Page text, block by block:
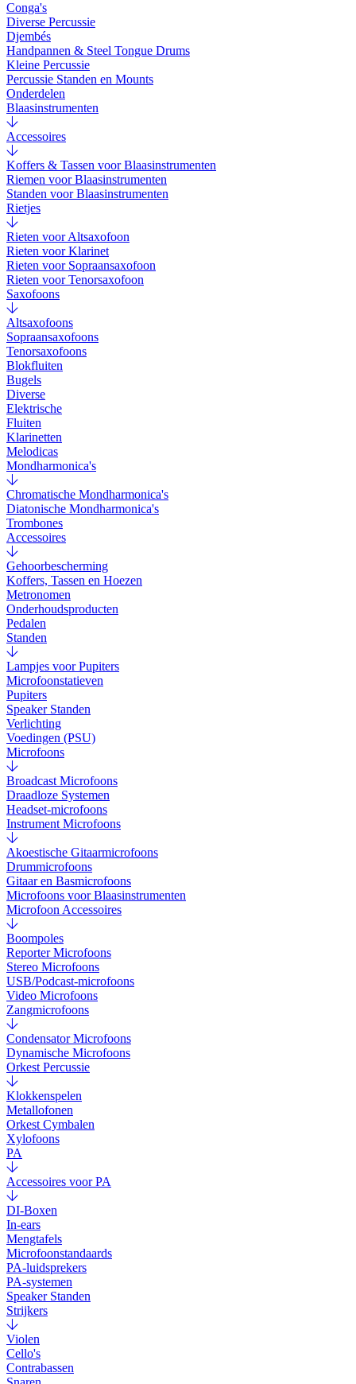
Conga's
Diverse Percussie
Djembés
Handpannen & Steel Tongue Drums
Kleine Percussie
Percussie Standen en Mounts
Onderdelen
Blaasinstrumenten
Accessoires
Koffers & Tassen voor Blaasinstrumenten
Riemen voor Blaasinstrumenten
Standen voor Blaasinstrumenten
Rietjes
Rieten voor Altsaxofoon
Rieten voor Klarinet
Rieten voor Sopraansaxofoon
Rieten voor Tenorsaxofoon
Saxofoons
Altsaxofoons
Sopraansaxofoons
Tenorsaxofoons
Blokfluiten
Bugels
Diverse
Elektrische
Fluiten
Klarinetten
Melodicas
Mondharmonica's
Chromatische Mondharmonica's
Diatonische Mondharmonica's
Trombones
Accessoires
Gehoorbescherming
Koffers, Tassen en Hoezen
Metronomen
Onderhoudsproducten
Pedalen
Standen
Lampjes voor Pupiters
Microfoonstatieven
Pupiters
Speaker Standen
Verlichting
Voedingen (PSU)
Microfoons
Broadcast Microfoons
Draadloze Systemen
Headset-microfoons
Instrument Microfoons
Akoestische Gitaarmicrofoons
Drummicrofoons
Gitaar en Basmicrofoons
Microfoons voor Blaasinstrumenten
Microfoon Accessoires
Boompoles
Reporter Microfoons
Stereo Microfoons
USB/Podcast-microfoons
Video Microfoons
Zangmicrofoons
Condensator Microfoons
Dynamische Microfoons
Orkest Percussie
Klokkenspelen
Metallofonen
Orkest Cymbalen
Xylofoons
PA
Accessoires voor PA
DI-Boxen
In-ears
Mengtafels
Microfoonstandaards
PA-luidsprekers
PA-systemen
Speaker Standen
Strijkers
Violen
Cello's
Contrabassen